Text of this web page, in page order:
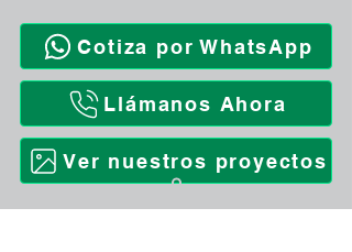
Cotiza por WhatsApp
Llámanos Ahora
Ver nuestros proyectos